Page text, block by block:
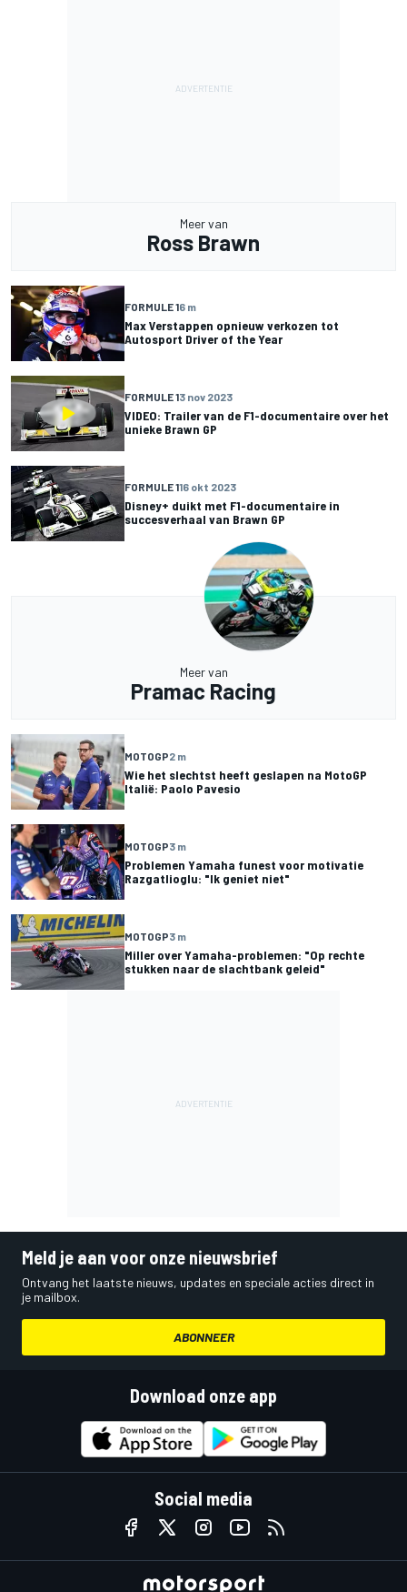
Meer van
Ross Brawn
FORMULE 16 m
Max Verstappen opnieuw verkozen tot
Autosport Driver of the Year
FORMULE 13 nov 2023
VIDEO: Trailer van de F1-documentaire over het
unieke Brawn GP
FORMULE 116 okt 2023
Disney+ duikt met F1-documentaire in
succesverhaal van Brawn GP
Meer van
Pramac Racing
MOTOGP2 m
Wie het slechtst heeft geslapen na MotoGP
Italië: Paolo Pavesio
MOTOGP3 m
Problemen Yamaha funest voor motivatie
Razgatlioglu: "Ik geniet niet"
MOTOGP3 m
Miller over Yamaha-problemen: "Op rechte
stukken naar de slachtbank geleid"
Meld je aan voor onze nieuwsbrief
Ontvang het laatste nieuws, updates en speciale acties direct in
je mailbox.
ABONNEER
Download onze app
Social media